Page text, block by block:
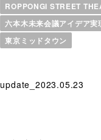
ROPPONGI STREET
六本木未来会議アイデア実
東京ミッドタウン
update_2023.05.23